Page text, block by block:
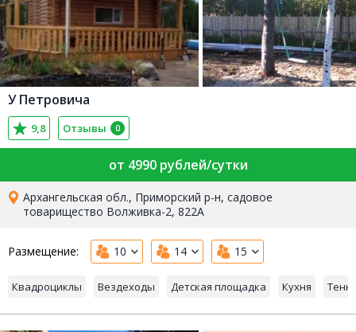
У Петровича
9,8 Отзывы 0
от 4990 рублей/сутки
Архангельская обл., Приморский р-н, садовое
товарищество Волживка-2, 822А
Размещение: 10 14 15
Квадроциклы Вездеходы Детская площадка Кухня